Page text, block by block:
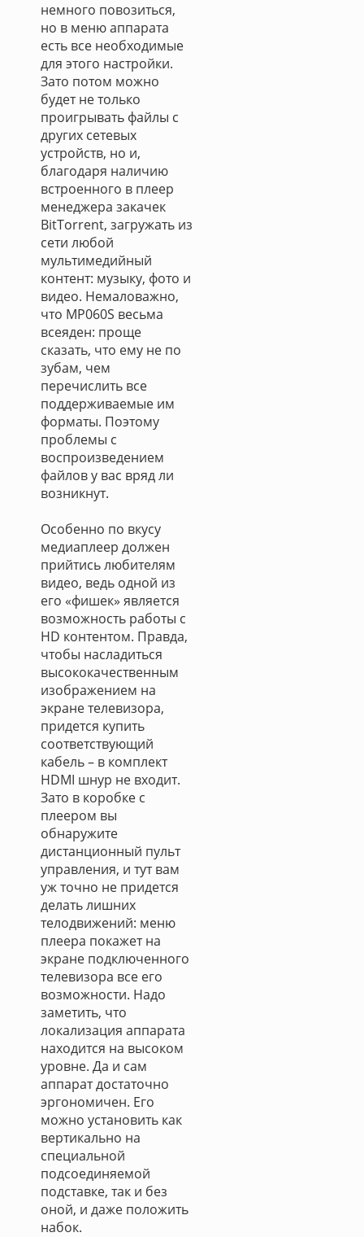
немного повозиться,
но в меню аппарата
есть все необходимые
для этого настройки.
Зато потом можно
будет не только
проигрывать файлы с
других сетевых
устройств, но и,
благодаря наличию
встроенного в плеер
менеджера закачек
BitTorrent, загружать из
сети любой
мультимедийный
контент: музыку, фото и
видео. Немаловажно,
что MP060S весьма
всеяден: проще
сказать, что ему не по
зубам, чем
перечислить все
поддерживаемые им
форматы. Поэтому
проблемы с
воспроизведением
файлов у вас вряд ли
возникнут.
Особенно по вкусу
медиаплеер должен
прийтись любителям
видео, ведь одной из
его «фишек» является
возможность работы с
HD контентом. Правда,
чтобы насладиться
высококачественным
изображением на
экране телевизора,
придется купить
соответствующий
кабель – в комплект
HDMI шнур не входит.
Зато в коробке с
плеером вы
обнаружите
дистанционный пульт
управления, и тут вам
уж точно не придется
делать лишних
телодвижений: меню
плеера покажет на
экране подключенного
телевизора все его
возможности. Надо
заметить, что
локализация аппарата
находится на высоком
уровне. Да и сам
аппарат достаточно
эргономичен. Его
можно установить как
вертикально на
специальной
подсоединяемой
подставке, так и без
оной, и даже положить
набок.